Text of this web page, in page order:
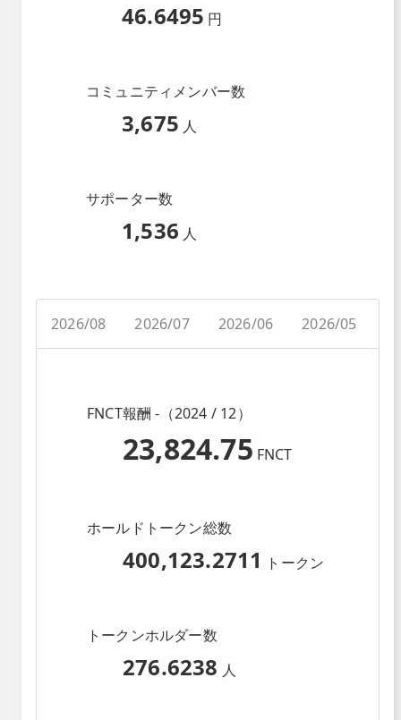
46.6495 円
コミュニティメンバー数
3,675 人
サポーター数
1,536 人
2026/08 2026/07 2026/06 2026/05
FNCT報酬 -（2024 / 12）
23,824.75 FNCT
ホールドトークン総数
400,123.2711 トークン
トークンホルダー数
276.6238 人